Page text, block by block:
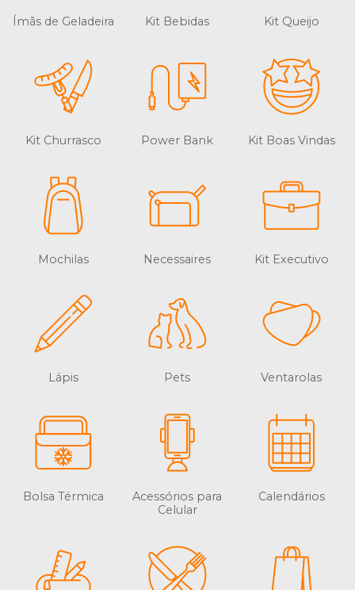
Ímãs de Geladeira Kit Bebidas Kit Queijo
Kit Churrasco Power Bank Kit Boas Vindas
Mochilas Necessaires Kit Executivo
Lápis Pets Ventarolas
Bolsa Térmica
Acessórios para
Celular
Calendários